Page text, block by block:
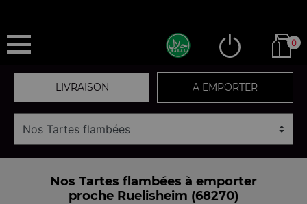
0
LIVRAISON A EMPORTER
Nos Tartes flambées à emporter
proche Ruelisheim (68270)